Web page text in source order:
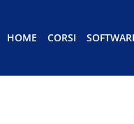
HOME CORSI